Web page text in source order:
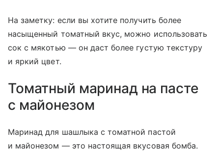
На заметку: если вы хотите получить более
насыщенный томатный вкус, можно использовать
сок с мякотью — он даст более густую текстуру
и яркий цвет.
Томатный маринад на пасте
с майонезом
Маринад для шашлыка с томатной пастой
и майонезом — это настоящая вкусовая бомба.